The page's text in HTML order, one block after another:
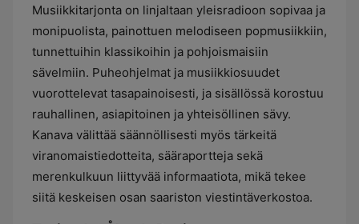
Musiikkitarjonta on linjaltaan yleisradioon sopivaa ja
monipuolista, painottuen melodiseen popmusiikkiin,
tunnettuihin klassikoihin ja pohjoismaisiin
sävelmiin. Puheohjelmat ja musiikkiosuudet
vuorottelevat tasapainoisesti, ja sisällössä korostuu
rauhallinen, asiapitoinen ja yhteisöllinen sävy.
Kanava välittää säännöllisesti myös tärkeitä
viranomaistiedotteita, sääraportteja sekä
merenkulkuun liittyvää informaatiota, mikä tekee
siitä keskeisen osan saariston viestintäverkostoa.